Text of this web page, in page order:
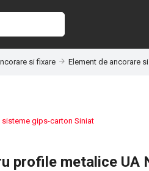
si fixare Element de ancorare
gips-carton Siniat
profile metalice UA